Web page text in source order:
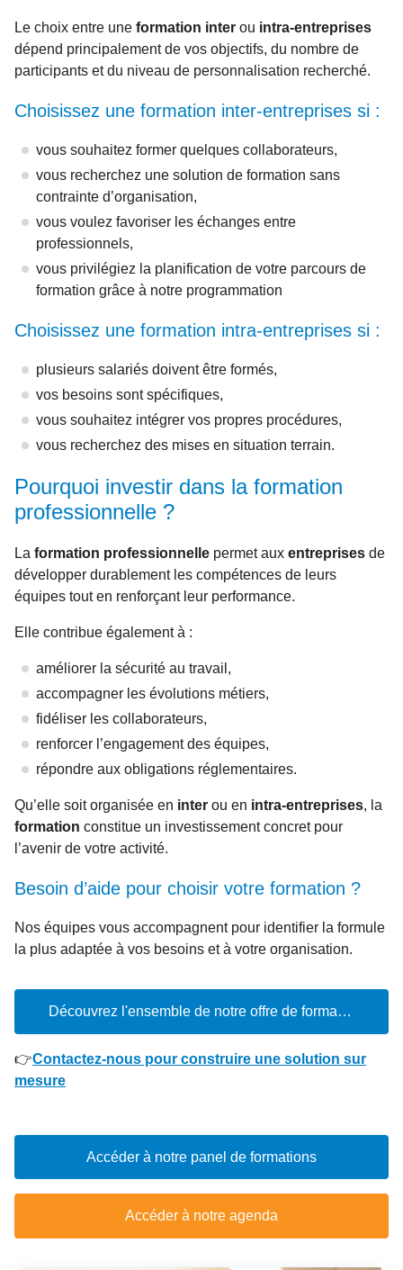
Le choix entre une formation inter ou intra-entreprises
dépend principalement de vos objectifs, du nombre de
participants et du niveau de personnalisation recherché.
Choisissez une formation inter-entreprises si :
vous souhaitez former quelques collaborateurs,
vous recherchez une solution de formation sans
contrainte d’organisation,
vous voulez favoriser les échanges entre
professionnels,
vous privilégiez la planification de votre parcours de
formation grâce à notre programmation
Choisissez une formation intra-entreprises si :
plusieurs salariés doivent être formés,
vos besoins sont spécifiques,
vous souhaitez intégrer vos propres procédures,
vous recherchez des mises en situation terrain.
Pourquoi investir dans la formation
professionnelle ?
La formation professionnelle permet aux entreprises de
développer durablement les compétences de leurs
équipes tout en renforçant leur performance.
Elle contribue également à :
améliorer la sécurité au travail,
accompagner les évolutions métiers,
fidéliser les collaborateurs,
renforcer l’engagement des équipes,
répondre aux obligations réglementaires.
Qu’elle soit organisée en inter ou en intra-entreprises, la
formation constitue un investissement concret pour
l’avenir de votre activité.
Besoin d’aide pour choisir votre formation ?
Nos équipes vous accompagnent pour identifier la formule
la plus adaptée à vos besoins et à votre organisation.
Découvrez l'ensemble de notre offre de formation
👉Contactez-nous pour construire une solution sur
mesure
Accéder à notre panel de formations
Accéder à notre agenda